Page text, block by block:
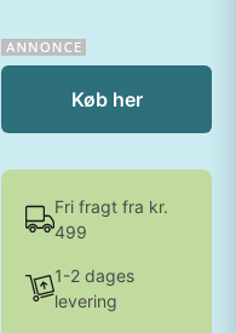
Køb her
Fri fragt fra kr.
499
1-2 dages
levering